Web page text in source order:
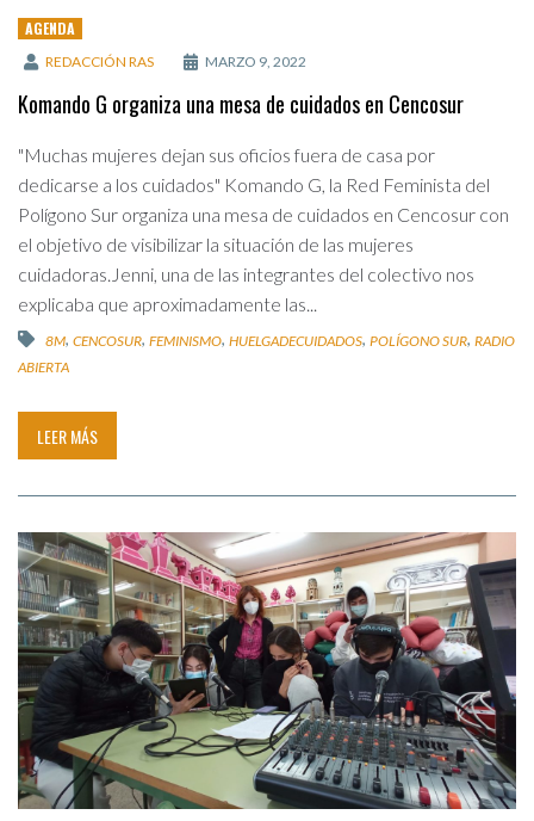
AGENDA
REDACCIÓN RAS MARZO 9, 2022
Komando G organiza una mesa de cuidados en Cencosur
"Muchas mujeres dejan sus oficios fuera de casa por
dedicarse a los cuidados" Komando G, la Red Feminista del
Polígono Sur organiza una mesa de cuidados en Cencosur con
el objetivo de visibilizar la situación de las mujeres
cuidadoras.Jenni, una de las integrantes del colectivo nos
explicaba que aproximadamente las...
8M, CENCOSUR, FEMINISMO, HUELGADECUIDADOS, POLÍGONO SUR, RADIO
ABIERTA
LEER MÁS